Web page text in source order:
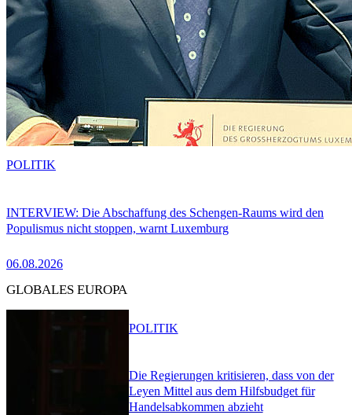
INTERVIEW: Die Abschaffung des Schengen-Raums wird den
Populismus nicht stoppen, warnt Luxemburg
06.08.2026
POLITIK
GLOBALES EUROPA
Die Regierungen kritisieren, dass von der
Leyen Mittel aus dem Hilfsbudget für
Handelsabkommen abzieht
POLITIK